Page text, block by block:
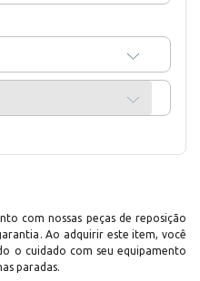
com nossas peças de reposição
Ao adquirir este item, você
o cuidado com seu equipamento
paradas.